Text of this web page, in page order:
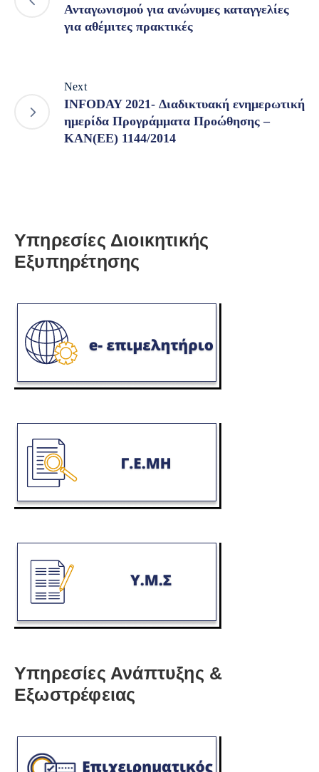
Ανταγωνισμού για ανώνυμες καταγγελίες
για αθέμιτες πρακτικές
Next
INFODAY 2021- Διαδικτυακή ενημερωτική
ημερίδα Προγράμματα Προώθησης –
ΚΑΝ(ΕΕ) 1144/2014
Υπηρεσίες Διοικητικής
Εξυπηρέτησης
Υπηρεσίες Ανάπτυξης &
Εξωστρέφειας